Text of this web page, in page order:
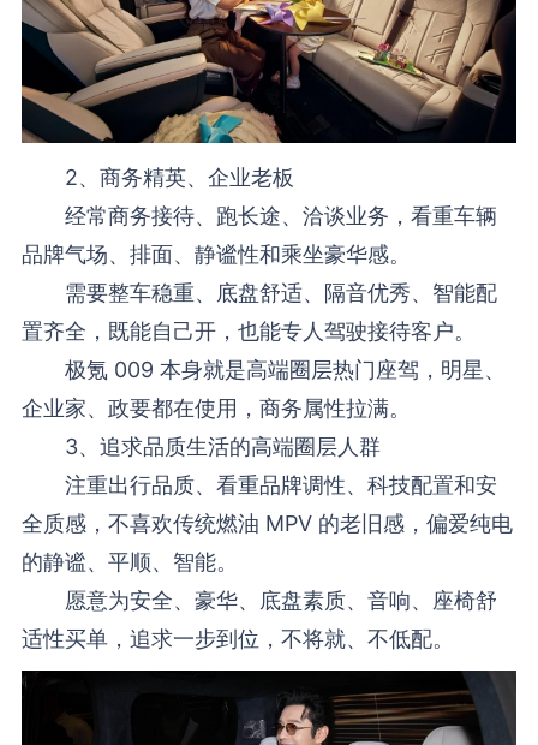
2、商务精英、企业老板
经常商务接待、跑长途、洽谈业务，看重车辆
品牌气场、排面、静谧性和乘坐豪华感。
需要整车稳重、底盘舒适、隔音优秀、智能配
置齐全，既能自己开，也能专人驾驶接待客户。
极氪 009 本身就是高端圈层热门座驾，明星、
企业家、政要都在使用，商务属性拉满。
3、追求品质生活的高端圈层人群
注重出行品质、看重品牌调性、科技配置和安
全质感，不喜欢传统燃油 MPV 的老旧感，偏爱纯电
的静谧、平顺、智能。
愿意为安全、豪华、底盘素质、音响、座椅舒
适性买单，追求一步到位，不将就、不低配。